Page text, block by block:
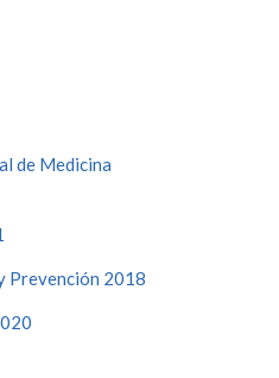
de Medicina
Prevención 2018